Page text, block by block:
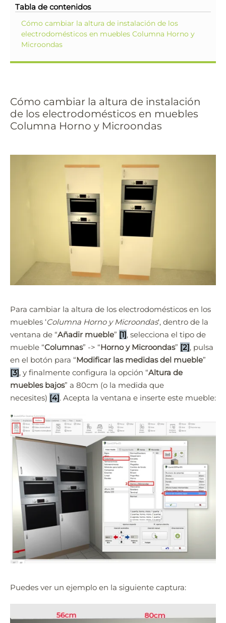
Tabla de contenidos
Cómo cambiar la altura de instalación de los
electrodomésticos en muebles Columna Horno y
Microondas
Cómo cambiar la altura de instalación
de los electrodomésticos en muebles
Columna Horno y Microondas
Para cambiar la altura de los electrodomésticos en los
muebles ‘Columna Horno y Microondas‘, dentro de la
ventana de “Añadir mueble” [1], selecciona el tipo de
mueble “Columnas” -> “Horno y Microondas” [2], pulsa
en el botón para “Modificar las medidas del mueble”
[3], y finalmente configura la opción “Altura de
muebles bajos” a 80cm (o la medida que
necesites) [4]. Acepta la ventana e inserte este mueble:
Puedes ver un ejemplo en la siguiente captura:
Quick3DPlan Chat IA
Hello! How can I assist you today?
Hola, ¿cómo puedo ayudarte?